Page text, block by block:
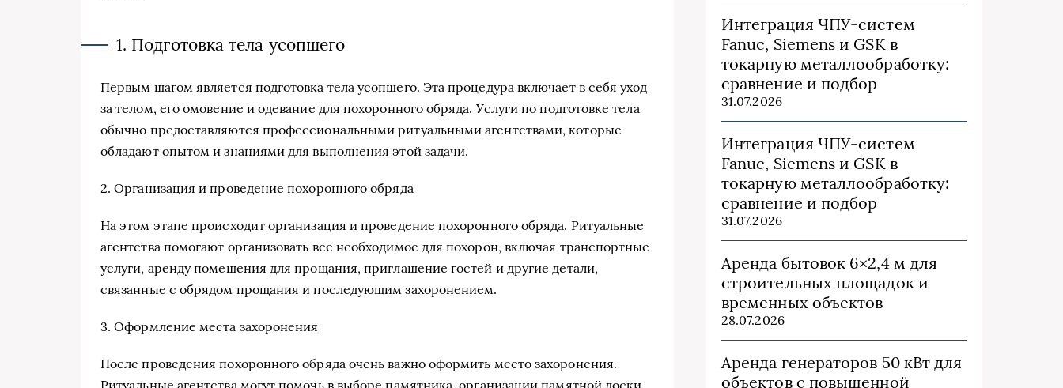
1. Подготовка тела усопшего
Первым шагом является подготовка тела усопшего. Эта процедура включает в себя уход
за телом, его омовение и одевание для похоронного обряда. Услуги по подготовке тела
обычно предоставляются профессиональными ритуальными агентствами, которые
обладают опытом и знаниями для выполнения этой задачи.
2. Организация и проведение похоронного обряда
На этом этапе происходит организация и проведение похоронного обряда. Ритуальные
агентства помогают организовать все необходимое для похорон, включая транспортные
услуги, аренду помещения для прощания, приглашение гостей и другие детали,
связанные с обрядом прощания и последующим захоронением.
3. Оформление места захоронения
После проведения похоронного обряда очень важно оформить место захоронения.
Интеграция ЧПУ-систем
Fanuc, Siemens и GSK в
токарную металлообработку:
сравнение и подбор
31.07.2026
Интеграция ЧПУ-систем
Fanuc, Siemens и GSK в
токарную металлообработку:
сравнение и подбор
31.07.2026
Аренда бытовок 6×2,4 м для
строительных площадок и
временных объектов
28.07.2026
Аренда генераторов 50 кВт для
объектов с повышенной